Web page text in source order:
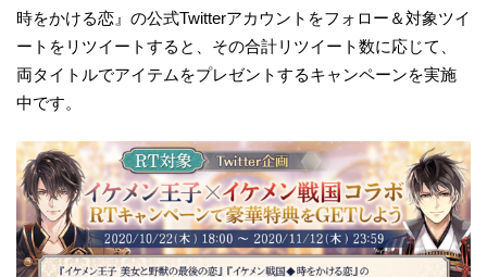
時をかける恋』の公式Twitterアカウントをフォロー＆対象ツイ
ートをリツイートすると、その合計リツイート数に応じて、
両タイトルでアイテムをプレゼントするキャンペーンを実施
中です。